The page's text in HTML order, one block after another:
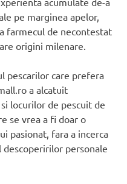
pe marginea apelor,
farmecul de necontestat
origini milenare.
pescarilor care prefera
a alcatuit
locurilor de pescuit de
se vrea a fi doar o
pasionat, fara a incerca
descoperirilor personale